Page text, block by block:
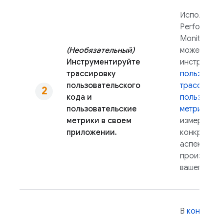
(Необязательный)
Инструментируйте
трассировку
пользовательского
кода и
пользовательские
метрики в своем
приложении.
Monitoring
можете
метрики
измерения
аспектов
вашего
В консоли